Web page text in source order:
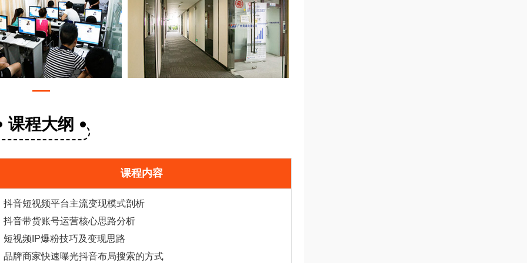
课程大纲
课程内容
抖音短视频平台主流变现模式剖析
抖音带货账号运营核心思路分析
短视频IP爆粉技巧及变现思路
品牌商家快速曝光抖音布局搜索的方式